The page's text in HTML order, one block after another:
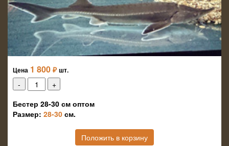
Цена 1 800 ₽ шт.
Бестер 28-30 см оптом
Размер: 28-30 см.
Положить в корзину